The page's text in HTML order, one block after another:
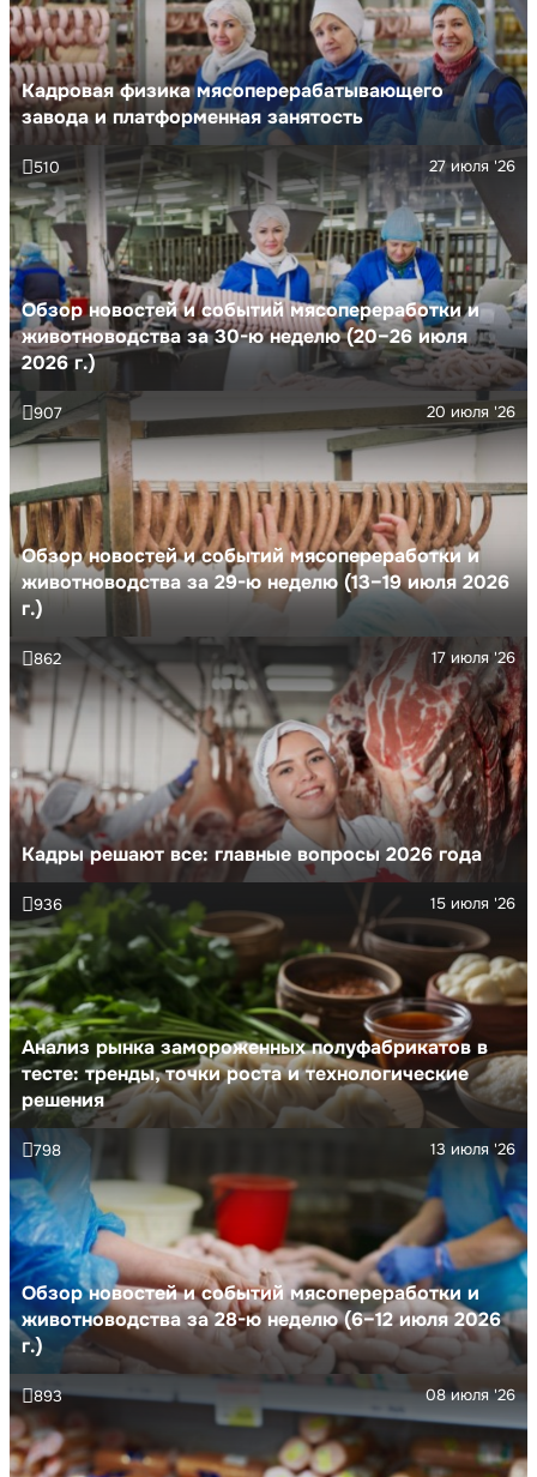
Кадровая физика мясоперерабатывающего
завода и платформенная занятость
Обзор новостей и событий мясопереработки и
животноводства за 30-ю неделю (20–26 июля
2026 г.)
27 июля '26
510
Обзор новостей и событий мясопереработки и
животноводства за 29-ю неделю (13–19 июля 2026
г.)
20 июля '26
907
Кадры решают все: главные вопросы 2026 года
17 июля '26
862
Анализ рынка замороженных полуфабрикатов в
тесте: тренды, точки роста и технологические
решения
15 июля '26
936
Обзор новостей и событий мясопереработки и
животноводства за 28-ю неделю (6–12 июля 2026
г.)
13 июля '26
798
08 июля '26
893